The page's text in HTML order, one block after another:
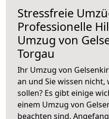
Stressfreie
Professionelle
Umzug von
Torgau
Ihr Umzug von
an und Sie wissen nicht,
sollen? Es gibt einige
einem Umzug von
beachten sind.